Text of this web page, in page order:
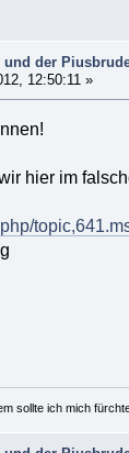
und der
12:50:11 »
hier im
sollte ich mich